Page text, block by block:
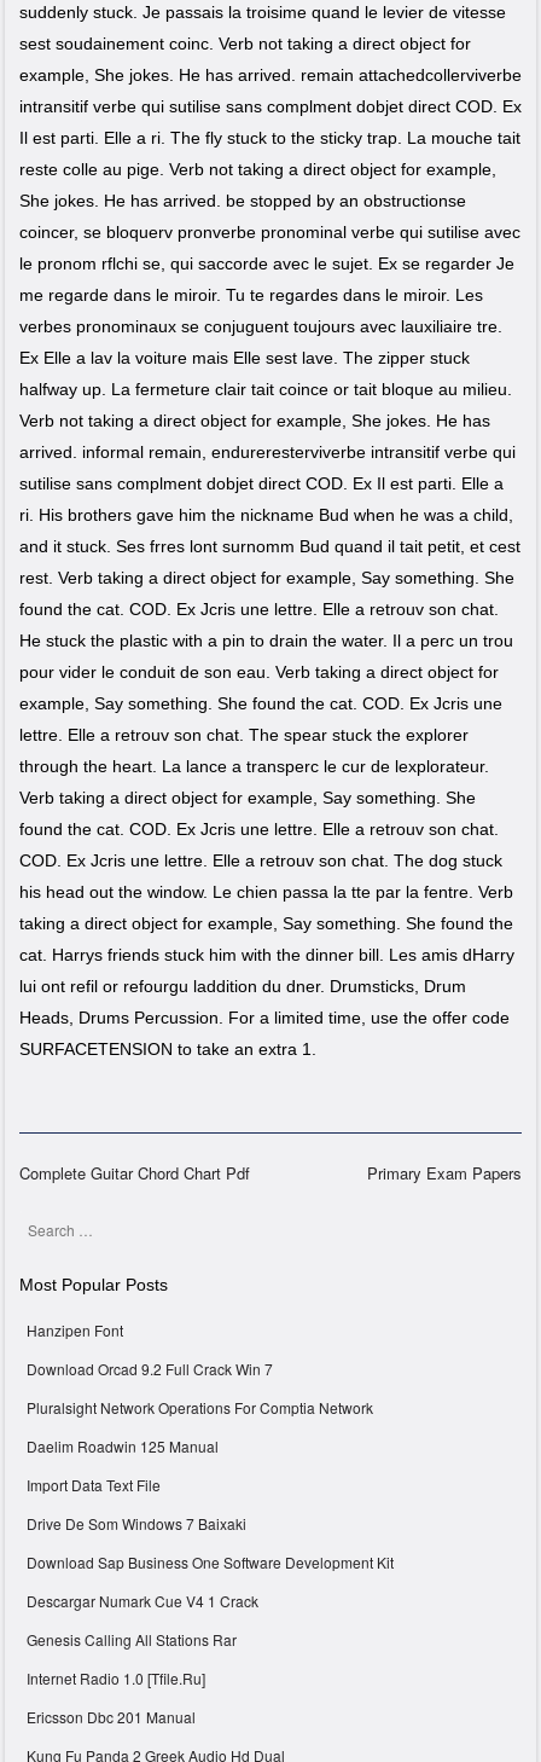
suddenly stuck. Je passais la troisime quand le levier de vitesse
sest soudainement coinc. Verb not taking a direct object for
example, She jokes. He has arrived. remain attachedcollerviverbe
intransitif verbe qui sutilise sans complment dobjet direct COD. Ex
Il est parti. Elle a ri. The fly stuck to the sticky trap. La mouche tait
reste colle au pige. Verb not taking a direct object for example,
She jokes. He has arrived. be stopped by an obstructionse
coincer, se bloquerv pronverbe pronominal verbe qui sutilise avec
le pronom rflchi se, qui saccorde avec le sujet. Ex se regarder Je
me regarde dans le miroir. Tu te regardes dans le miroir. Les
verbes pronominaux se conjuguent toujours avec lauxiliaire tre.
Ex Elle a lav la voiture mais Elle sest lave. The zipper stuck
halfway up. La fermeture clair tait coince or tait bloque au milieu.
Verb not taking a direct object for example, She jokes. He has
arrived. informal remain, endureresterviverbe intransitif verbe qui
sutilise sans complment dobjet direct COD. Ex Il est parti. Elle a
ri. His brothers gave him the nickname Bud when he was a child,
and it stuck. Ses frres lont surnomm Bud quand il tait petit, et cest
rest. Verb taking a direct object for example, Say something. She
found the cat. COD. Ex Jcris une lettre. Elle a retrouv son chat.
He stuck the plastic with a pin to drain the water. Il a perc un trou
pour vider le conduit de son eau. Verb taking a direct object for
example, Say something. She found the cat. COD. Ex Jcris une
lettre. Elle a retrouv son chat. The spear stuck the explorer
through the heart. La lance a transperc le cur de lexplorateur.
Verb taking a direct object for example, Say something. She
found the cat. COD. Ex Jcris une lettre. Elle a retrouv son chat.
COD. Ex Jcris une lettre. Elle a retrouv son chat. The dog stuck
his head out the window. Le chien passa la tte par la fentre. Verb
taking a direct object for example, Say something. She found the
cat. Harrys friends stuck him with the dinner bill. Les amis dHarry
lui ont refil or refourgu laddition du dner. Drumsticks, Drum
Heads, Drums Percussion. For a limited time, use the offer code
SURFACETENSION to take an extra 1.
Post navigation
Complete Guitar Chord Chart Pdf Primary Exam Papers
Search
Most Popular Posts
Hanzipen Font
Download Orcad 9.2 Full Crack Win 7
Pluralsight Network Operations For Comptia Network
Daelim Roadwin 125 Manual
Import Data Text File
Drive De Som Windows 7 Baixaki
Download Sap Business One Software Development Kit
Descargar Numark Cue V4 1 Crack
Genesis Calling All Stations Rar
Internet Radio 1.0 [Tfile.Ru]
Ericsson Dbc 201 Manual
Kung Fu Panda 2 Greek Audio Hd Dual